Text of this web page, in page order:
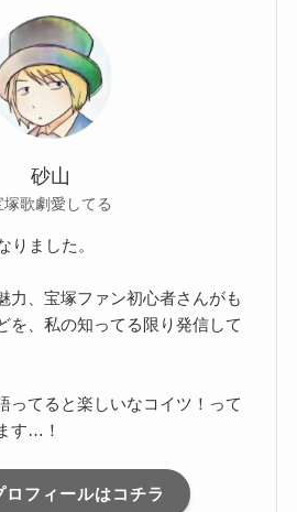
砂山
塚歌劇愛してる
りました。
力、宝塚ファン初心者さんがも
を、私の知ってる限り発信して
ってると楽しいなコイツ！って
す…！
ロフィールはコチラ